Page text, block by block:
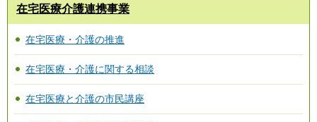
在宅医療介護連携事業
在宅医療・介護の推進
在宅医療・介護に関する相談
在宅医療と介護の市民講座